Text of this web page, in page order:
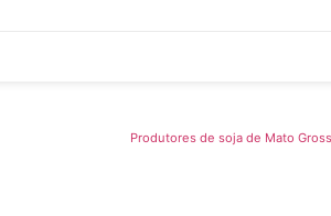
Produtores de soja de Mato